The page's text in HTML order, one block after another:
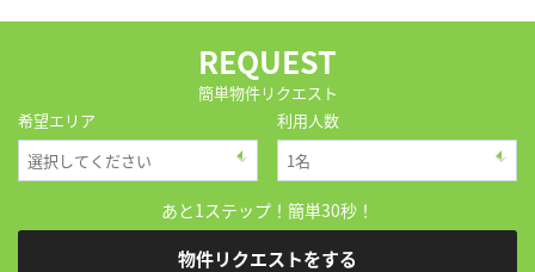
REQUEST
簡単物件リクエスト
希望エリア
利用人数
あと1ステップ！簡単30秒！
物件リクエストをする